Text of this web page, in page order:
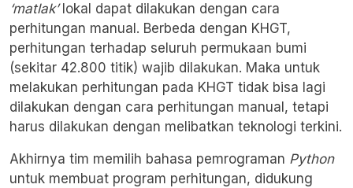
‘matlak’lokal dapat dilakukan dengan cara
perhitungan manual. Berbeda dengan KHGT,
perhitungan terhadap seluruh permukaan bumi
(sekitar 42.800 titik) wajib dilakukan. Maka untuk
melakukan perhitungan pada KHGT tidak bisa lagi
dilakukan dengan cara perhitungan manual, tetapi
harus dilakukan dengan melibatkan teknologi terkini.
Akhirnya tim memilih bahasa pemrograman Python
untuk membuat program perhitungan, didukung